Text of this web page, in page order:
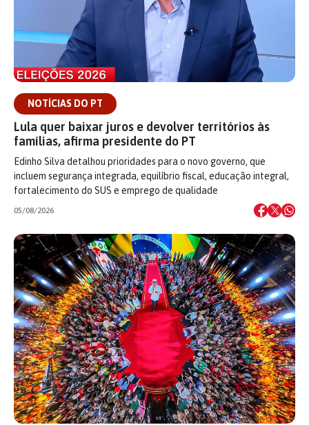
NOTÍCIAS DO PT
Lula quer baixar juros e devolver territórios às
famílias, afirma presidente do PT
Edinho Silva detalhou prioridades para o novo governo, que
incluem segurança integrada, equilíbrio fiscal, educação integral,
fortalecimento do SUS e emprego de qualidade
05/08/2026